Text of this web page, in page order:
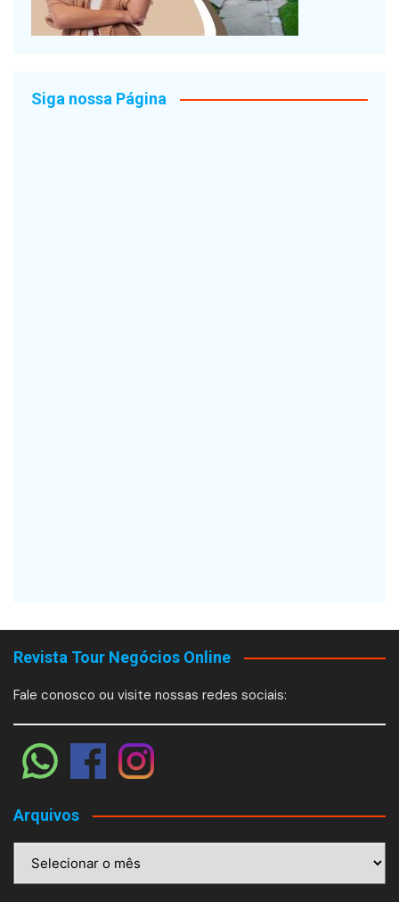
Siga nossa Página
Revista Tour Negócios Online
Fale conosco ou visite nossas redes sociais:
Arquivos